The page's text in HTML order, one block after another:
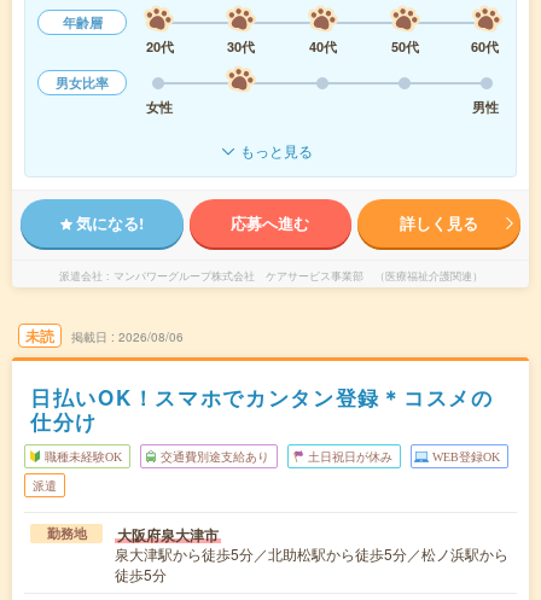
年齢層
20代
30代 40代 50代
60代
男女比率
女性
男性
もっと見る
気になる! 応募へ進む 詳しく見る
派遣会社 マンパワーグループ株式会社 ケアサービス事業部 （医療福祉介護関連）
未読 掲載日 2026/08/06
日払いOK！スマホでカンタン登録＊コスメの
仕分け
職種未経験OK 交通費別途支給あり 土日祝日が休み WEB登録OK
派遣
勤務地 大阪府泉大津市
泉大津駅から徒歩5分／北助松駅から徒歩5分／松ノ浜駅から
徒歩5分